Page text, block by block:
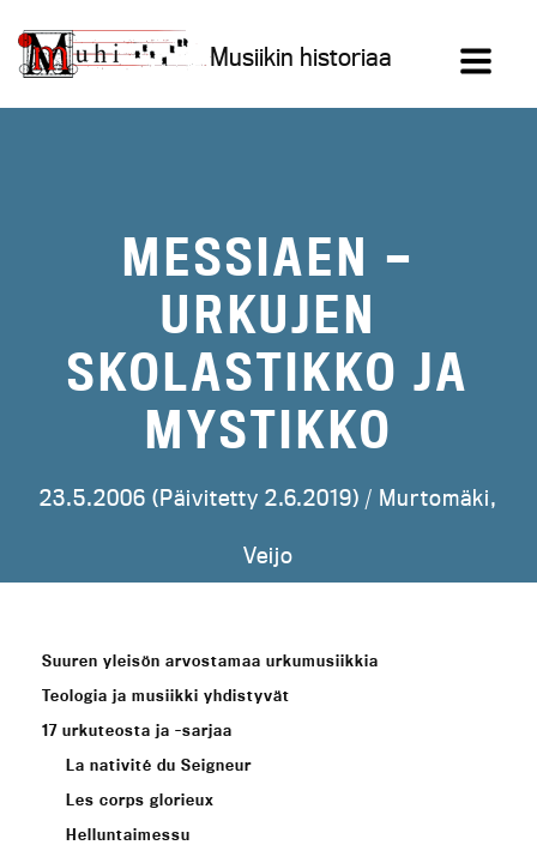
sisältöön
Musiikin historiaa
MESSIAEN —
URKUJEN
SKOLASTIKKO JA
MYSTIKKO
23.5.2006 (Päivitetty 2.6.2019) / Murtomäki,
Veijo
Suuren yleisön arvostamaa urkumusiikkia
Teologia ja musiikki yhdistyvät
17 urkuteosta ja -sarjaa
La nativité du Seigneur
Les corps glorieux
Helluntaimessu